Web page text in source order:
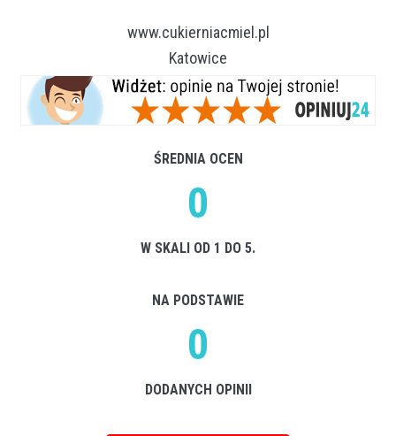
www.cukierniacmiel.pl
Katowice
ŚREDNIA OCEN
0
W SKALI OD 1 DO 5.
NA PODSTAWIE
0
DODANYCH OPINII